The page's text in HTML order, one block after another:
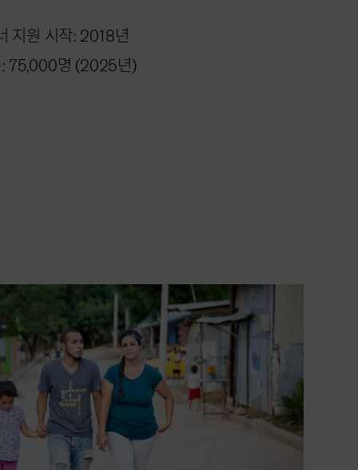
지원 시작: 2018년
: 75,000명 (2025년)